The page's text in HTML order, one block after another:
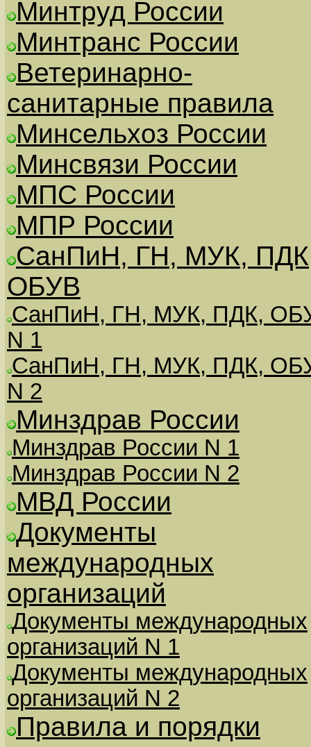
Минтруд России
Минтранс России
Ветеринарно-
санитарные правила
Минсельхоз России
Минсвязи России
МПС России
МПР России
СанПиН, ГН, МУК,
ОБУВ
СанПиН, ГН, МУК, ПДК,
N 1
СанПиН, ГН, МУК, ПДК,
N 2
Минздрав России
Минздрав России N 1
Минздрав России N 2
МВД России
Документы
международных
организаций
Документы международных
организаций N 1
Документы международных
организаций N 2
Правила и порядки